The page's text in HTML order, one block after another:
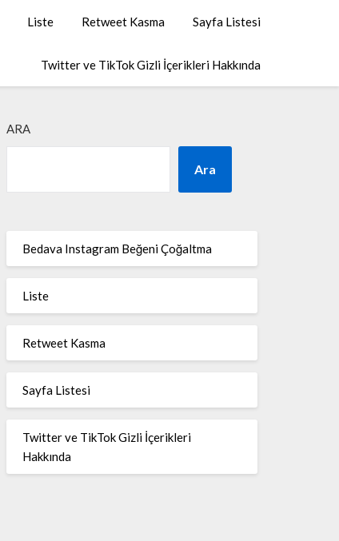
Liste Retweet Kasma Sayfa Listesi
Twitter ve TikTok Gizli İçerikleri Hakkında
ARA
Ara
Bedava Instagram Beğeni Çoğaltma
Liste
Retweet Kasma
Sayfa Listesi
Twitter ve TikTok Gizli İçerikleri
Hakkında